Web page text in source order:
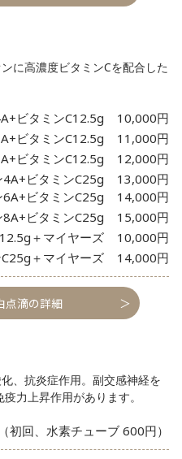
に高濃度ビタミンCを配合した
ビタミンC12.5g
10,000円
ビタミンC12.5g
11,000円
ビタミンC12.5g
12,000円
ビタミンC25g
13,000円
ビタミンC25g
14,000円
ビタミンC25g
15,000円
＋マイヤーズ
10,000円
＋マイヤーズ
14,000円
点滴の詳細
、抗炎症作用。副交感神経を
力上昇作用があります。
初回、水素チューブ 600円）